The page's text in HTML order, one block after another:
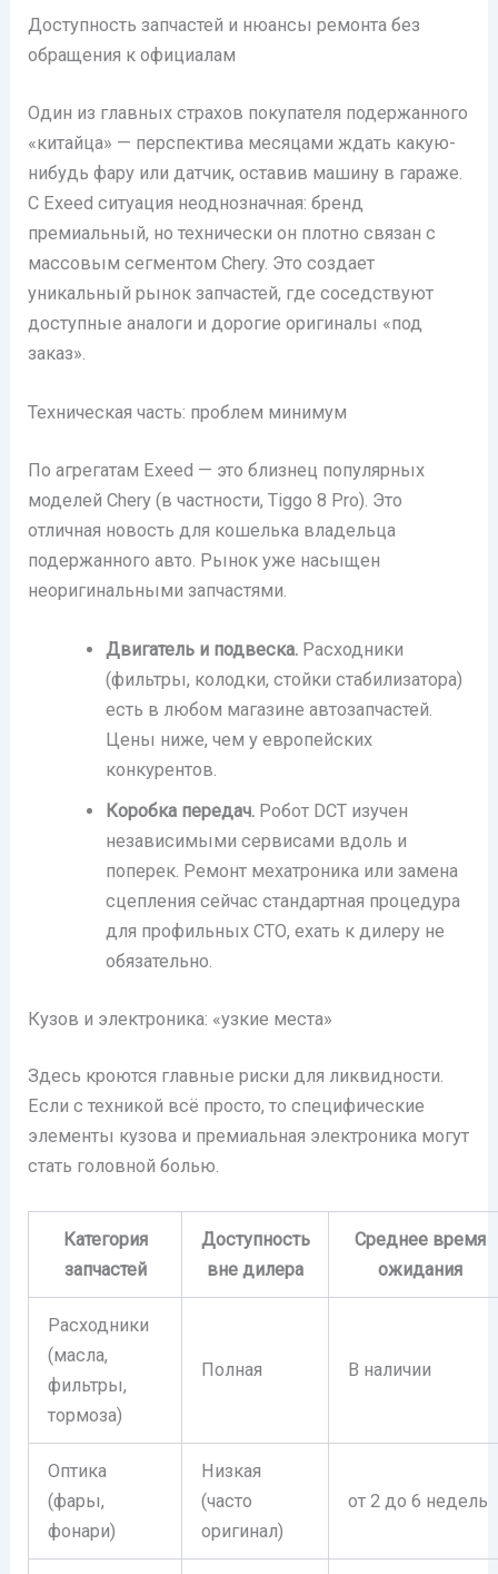
Доступность запчастей и нюансы ремонта без
обращения к официалам
Один из главных страхов покупателя подержанного
«китайца» — перспектива месяцами ждать какую-
нибудь фару или датчик, оставив машину в гараже.
С Exeed ситуация неоднозначная: бренд
премиальный, но технически он плотно связан с
массовым сегментом Chery. Это создает
уникальный рынок запчастей, где соседствуют
доступные аналоги и дорогие оригиналы «под
заказ».
Техническая часть: проблем минимум
По агрегатам Exeed — это близнец популярных
моделей Chery (в частности, Tiggo 8 Pro). Это
отличная новость для кошелька владельца
подержанного авто. Рынок уже насыщен
неоригинальными запчастями.
Двигатель и подвеска.Расходники
(фильтры, колодки, стойки стабилизатора)
есть в любом магазине автозапчастей.
Цены ниже, чем у европейских
конкурентов.
Коробка передач.Робот DCT изучен
независимыми сервисами вдоль и
поперек. Ремонт мехатроника или замена
сцепления сейчас стандартная процедура
для профильных СТО, ехать к дилеру не
обязательно.
Кузов и электроника: «узкие места»
Здесь кроются главные риски для ликвидности.
Если с техникой всё просто, то специфические
элементы кузова и премиальная электроника могут
стать головной болью.
Категория
запчастей
Доступность
вне дилера
Среднее время
ожидания
Расходники
(масла,
фильтры,
тормоза)
Полная В наличии
Оптика
(фары,
фонари)
Низкая
(часто
оригинал)
от 2 до 6 недель